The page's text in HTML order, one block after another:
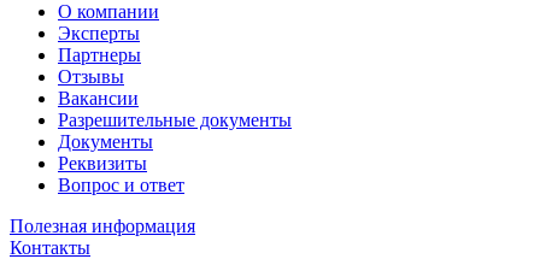
О компании
Эксперты
Партнеры
Отзывы
Вакансии
Разрешительные документы
Документы
Реквизиты
Вопрос и ответ
Полезная информация
Контакты